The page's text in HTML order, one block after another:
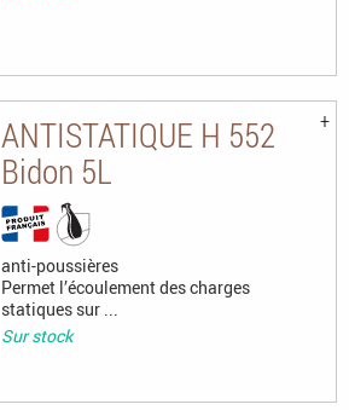
ANTISTATIQUE H 552
Bidon 5L
anti-poussières
Permet l’écoulement des charges
statiques sur ...
Sur stock